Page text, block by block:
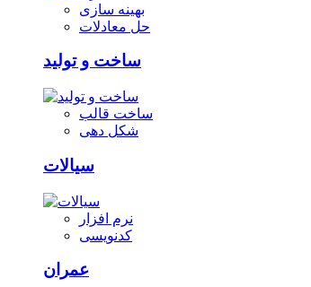
بهینه سازی
حل معادلات
ساخت و تولید
ساخت قالب
شکل دهی
سیالات
نرم افزار
کدنویسی
عمران